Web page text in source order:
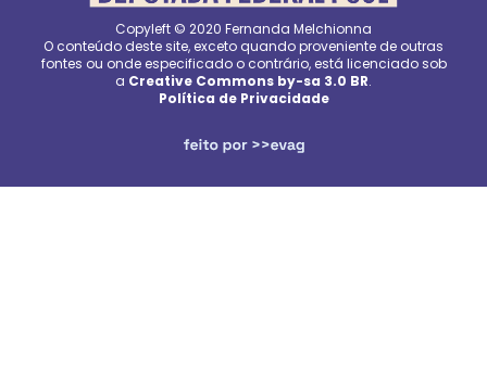
Copyleft © 2020 Fernanda Melchionna
O conteúdo deste site, exceto quando proveniente de outras
fontes ou onde especificado o contrário, está licenciado sob
a Creative Commons by-sa 3.0 BR.
Política de Privacidade